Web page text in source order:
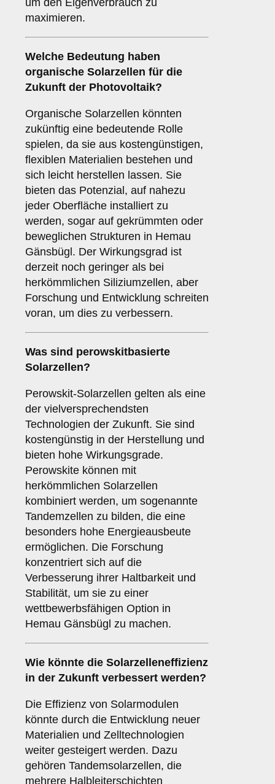
um den Eigenverbrauch zu
maximieren.
Welche Bedeutung haben
organische Solarzellen für die
Zukunft der Photovoltaik?
Organische Solarzellen könnten
zukünftig eine bedeutende Rolle
spielen, da sie aus kostengünstigen,
flexiblen Materialien bestehen und
sich leicht herstellen lassen. Sie
bieten das Potenzial, auf nahezu
jeder Oberfläche installiert zu
werden, sogar auf gekrümmten oder
beweglichen Strukturen in Hemau
Gänsbügl. Der Wirkungsgrad ist
derzeit noch geringer als bei
herkömmlichen Siliziumzellen, aber
Forschung und Entwicklung schreiten
voran, um dies zu verbessern.
Was sind perowskitbasierte
Solarzellen?
Perowskit-Solarzellen gelten als eine
der vielversprechendsten
Technologien der Zukunft. Sie sind
kostengünstig in der Herstellung und
bieten hohe Wirkungsgrade.
Perowskite können mit
herkömmlichen Solarzellen
kombiniert werden, um sogenannte
Tandemzellen zu bilden, die eine
besonders hohe Energieausbeute
ermöglichen. Die Forschung
konzentriert sich auf die
Verbesserung ihrer Haltbarkeit und
Stabilität, um sie zu einer
wettbewerbsfähigen Option in
Hemau Gänsbügl zu machen.
Wie könnte die Solarzelleneffizienz
in der Zukunft verbessert werden?
Die Effizienz von Solarmodulen
könnte durch die Entwicklung neuer
Materialien und Zelltechnologien
weiter gesteigert werden. Dazu
gehören Tandemsolarzellen, die
mehrere Halbleiterschichten